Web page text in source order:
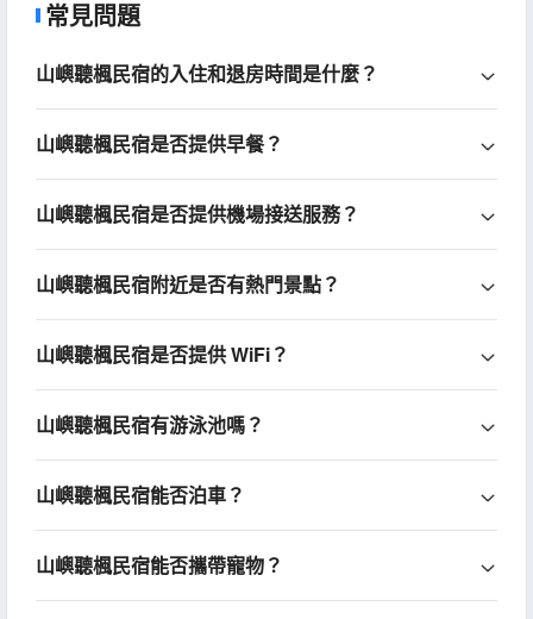
常見問題
山嶼聽楓民宿的入住和退房時間是什麼？
山嶼聽楓民宿是否提供早餐？
山嶼聽楓民宿是否提供機場接送服務？
山嶼聽楓民宿附近是否有熱門景點？
山嶼聽楓民宿是否提供 WiFi？
山嶼聽楓民宿有游泳池嗎？
山嶼聽楓民宿能否泊車？
山嶼聽楓民宿能否攜帶寵物？